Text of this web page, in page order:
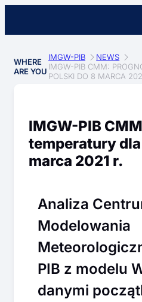
WHERE
ARE YOU
IMGW-PIB
NEWS
IMGW-PIB CMM:
POLSKI DO 8 MARCA
IMGW-PIB
temperatury
marca 2021 r.
Analiza
Modelowania
PIB z modelu
danymi